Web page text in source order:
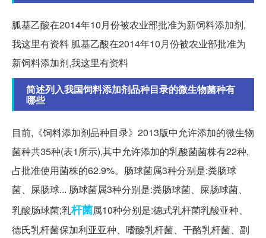
胍基乙酸在2014年10月份被农业部批准为新饲料添加剂,
我这里有资料 胍基乙酸在2014年10月份被农业部批准为
新饲料添加剂,我这里有资料
简述列入我国饲料添加剂品种目录的微生物菌种有
哪些
目前,《饲料添加剂品种目录》2013版中允许添加的微生物
菌种共35种(表1所示),其中允许添加的乳酸菌菌株有22种,
占批准使用菌株的62.9%。肠球菌属3种分别是:粪肠球
菌、屎肠球... 肠球菌属3种分别是:粪肠球菌、屎肠球菌、
乳酸肠球菌;乳杆菌属10种分别是:德式乳杆菌乳酸亚种、
德氏乳杆菌保加利亚亚种、嗜酸乳杆菌、干酪乳杆菌、副